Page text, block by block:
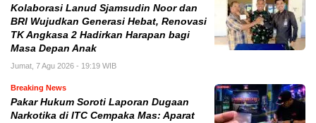
Kolaborasi Lanud Sjamsudin Noor dan
BRI Wujudkan Generasi Hebat, Renovasi
TK Angkasa 2 Hadirkan Harapan bagi
Masa Depan Anak
Jumat, 7 Agu 2026 - 19:19 WIB
Breaking News
Pakar Hukum Soroti Laporan Dugaan
Narkotika di ITC Cempaka Mas: Aparat